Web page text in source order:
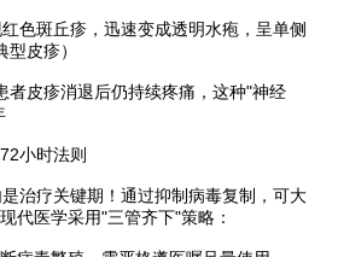
斑丘疹，迅速变成透明水疱，呈单侧
皮疹）
皮疹消退后仍持续疼痛，这种"神经
小时法则
疗关键期！通过抑制病毒复制，可大
代医学采用"三管齐下"策略：